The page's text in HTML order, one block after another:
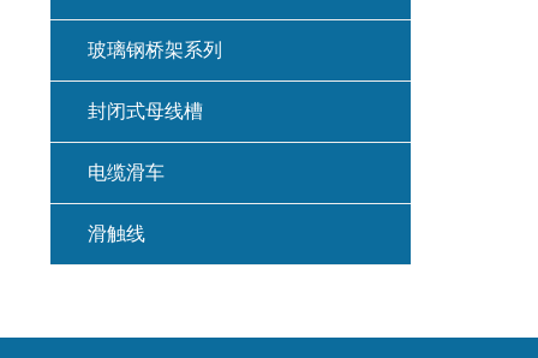
玻璃钢桥架系列
封闭式母线槽
电缆滑车
滑触线